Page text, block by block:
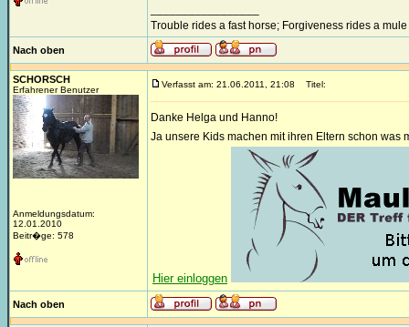
Trouble rides a fast horse; Forgiveness rides a mule
Nach oben
SCHORSCH
Erfahrener Benutzer
Anmeldungsdatum:
12.01.2010
Beitr�ge: 578
Verfasst am: 21.06.2011, 21:08 Titel:
Danke Helga und Hanno!
Ja unsere Kids machen mit ihren Eltern schon was
Hier einloggen
Nach oben